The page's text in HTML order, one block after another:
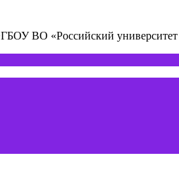
ВО «Российский